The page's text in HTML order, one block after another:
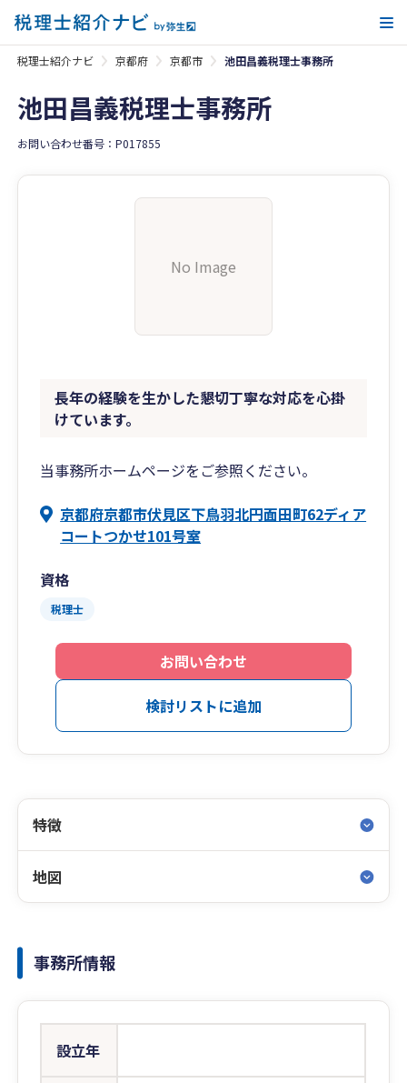
税理士紹介ナビ 京都府 京都市 池田昌義税理士事務所
池田昌義税理士事務所
お問い合わせ番号：P017855
No Image
長年の経験を生かした懇切丁寧な対応を心掛
けています。
当事務所ホームページをご参照ください。
京都府京都市伏見区下鳥羽北円面田町62ディア
コートつかせ101号室
資格
税理士
お問い合わせ
検討リストに追加
特徴
地図
事務所情報
設立年